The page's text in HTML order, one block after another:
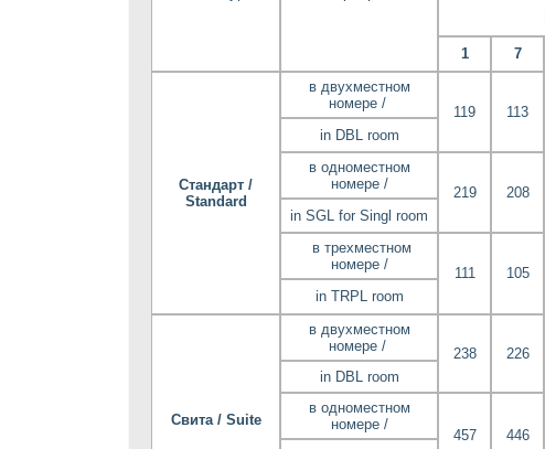
1 7
Стандарт /
Standard
в двухместном
номере /
119 113
in DBL room
в одноместном
номере /
219 208
in SGL for Singl room
в трехместном
номере /
111 105
in TRPL room
Свита / Suite
в двухместном
номере /
238 226
in DBL room
в одноместном
номере /
457 446